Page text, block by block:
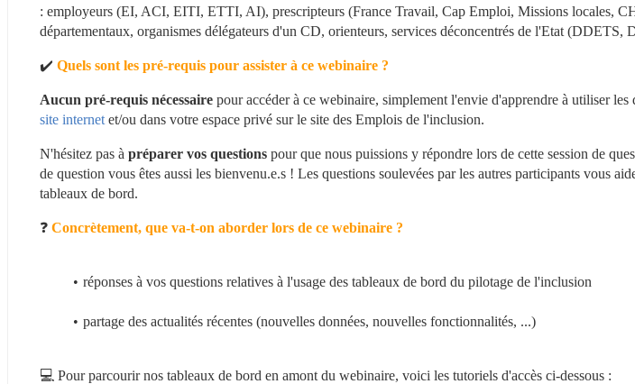
: employeurs (EI, ACI, EITI, ETTI, AI), prescripteurs (France Travail, Cap Emploi, Missions locales,
départementaux, organismes délégateurs d'un CD, orienteurs, services déconcentrés de l'Etat (DDETS,
✔️ Quels sont les pré-requis pour assister à ce webinaire ?
Aucun pré-requis nécessaire
site internet et/ou dans votre espace privé sur le site des Emplois de l'inclusion.
N'hésitez pas à préparer vos questions pour que nous puissions y répondre lors de cette session de
de question vous êtes aussi les bienvenu.e.s ! Les questions soulevées par les autres participants vous
tableaux de bord.
❓​ Concrètement, que va-t-on aborder lors de ce webinaire ?
réponses à vos questions relatives à l'usage des tableaux de bord du pilotage de l'inclusion
partage des actualités récentes (nouvelles données, nouvelles fonctionnalités, ...)
💻 Pour parcourir nos tableaux de bord en amont du webinaire, voici les tutoriels d'accès ci-dessous :